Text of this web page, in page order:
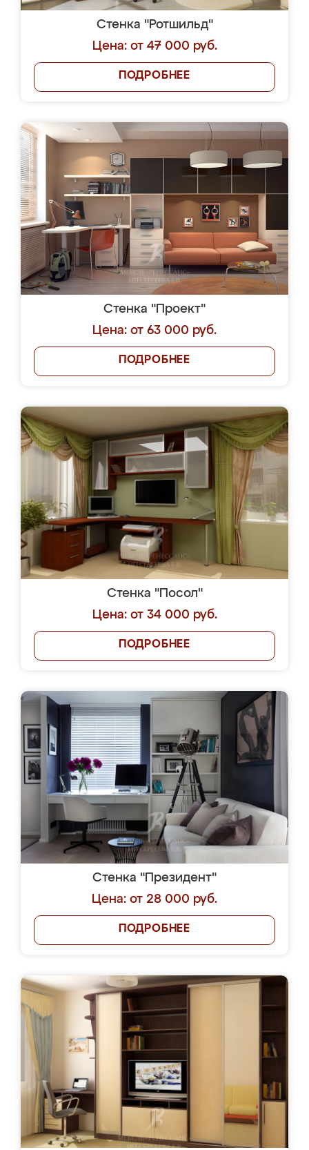
Стенка "Ротшильд"
Цена: от 47 000 руб.
ПОДРОБНЕЕ
Стенка "Проект"
Цена: от 63 000 руб.
ПОДРОБНЕЕ
Стенка "Посол"
Цена: от 34 000 руб.
ПОДРОБНЕЕ
Стенка "Президент"
Цена: от 28 000 руб.
ПОДРОБНЕЕ